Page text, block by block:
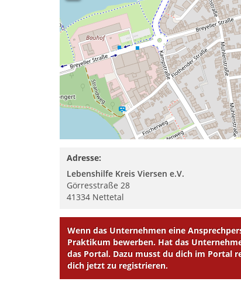
Adresse:
Lebenshilfe Kreis Viersen e.V.
Görresstraße 28
41334 Nettetal
Wenn das Unternehmen eine
Praktikum bewerben. Hat das
das Portal. Dazu musst du dich im Portal
dich jetzt zu registrieren.